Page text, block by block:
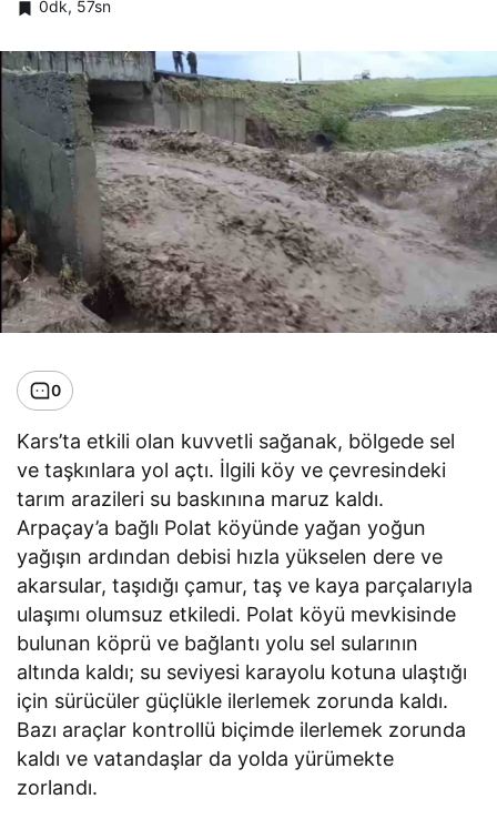
0dk, 57sn
0
Kars’ta etkili olan kuvvetli sağanak, bölgede sel
ve taşkınlara yol açtı. İlgili köy ve çevresindeki
tarım arazileri su baskınına maruz kaldı.
Arpaçay’a bağlı Polat köyünde yağan yoğun
yağışın ardından debisi hızla yükselen dere ve
akarsular, taşıdığı çamur, taş ve kaya parçalarıyla
ulaşımı olumsuz etkiledi. Polat köyü mevkisinde
bulunan köprü ve bağlantı yolu sel sularının
altında kaldı; su seviyesi karayolu kotuna ulaştığı
için sürücüler güçlükle ilerlemek zorunda kaldı.
Bazı araçlar kontrollü biçimde ilerlemek zorunda
kaldı ve vatandaşlar da yolda yürümekte
zorlandı.